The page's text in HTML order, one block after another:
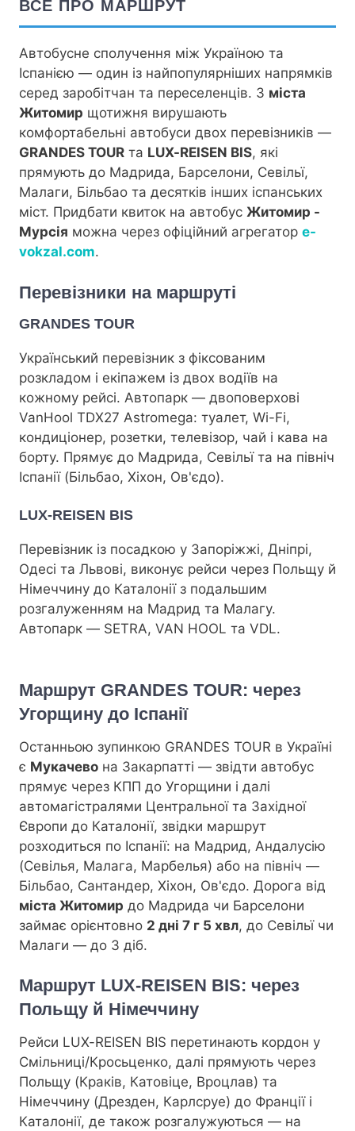
ВСЕ ПРО МАРШРУТ
Автобусне сполучення між Україною та
Іспанією — один із найпопулярніших напрямків
серед заробітчан та переселенців. З міста
Житомир щотижня вирушають
комфортабельні автобуси двох перевізників —
GRANDES TOUR та LUX-REISEN BIS, які
прямують до Мадрида, Барселони, Севільї,
Малаги, Більбао та десятків інших іспанських
міст. Придбати квиток на автобус Житомир -
Мурсія можна через офіційний агрегатор e-
vokzal.com.
Перевізники на маршруті
GRANDES TOUR
Український перевізник з фіксованим
розкладом і екіпажем із двох водіїв на
кожному рейсі. Автопарк — двоповерхові
VanHool TDX27 Astromega: туалет, Wi-Fi,
кондиціонер, розетки, телевізор, чай і кава на
борту. Прямує до Мадрида, Севільї та на північ
Іспанії (Більбао, Хіхон, Ов'єдо).
LUX-REISEN BIS
Перевізник із посадкою у Запоріжжі, Дніпрі,
Одесі та Львові, виконує рейси через Польщу й
Німеччину до Каталонії з подальшим
розгалуженням на Мадрид та Малагу.
Автопарк — SETRA, VAN HOOL та VDL.
Маршрут GRANDES TOUR: через
Угорщину до Іспанії
Останньою зупинкою GRANDES TOUR в Україні
є Мукачево на Закарпатті — звідти автобус
прямує через КПП до Угорщини і далі
автомагістралями Центральної та Західної
Європи до Каталонії, звідки маршрут
розходиться по Іспанії: на Мадрид, Андалусію
(Севілья, Малага, Марбелья) або на північ —
Більбао, Сантандер, Хіхон, Ов'єдо. Дорога від
міста Житомир до Мадрида чи Барселони
займає орієнтовно 2 дні 7 г 5 хвл, до Севільї чи
Малаги — до 3 діб.
Маршрут LUX-REISEN BIS: через
Польщу й Німеччину
Рейси LUX-REISEN BIS перетинають кордон у
Смільниці/Кросьценко, далі прямують через
Польщу (Краків, Катовіце, Вроцлав) та
Німеччину (Дрезден, Карлсруе) до Франції і
Каталонії, де також розгалужуються — на